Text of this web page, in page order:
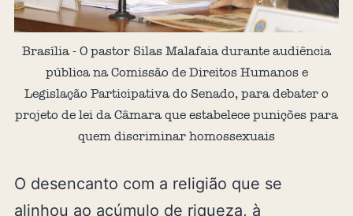
Brasília - O pastor Silas Malafaia durante audiência
pública na Comissão de Direitos Humanos e
Legislação Participativa do Senado, para debater o
projeto de lei da Câmara que estabelece punições para
quem discriminar homossexuais
O desencanto com a religião que se
alinhou ao acúmulo de riqueza, à